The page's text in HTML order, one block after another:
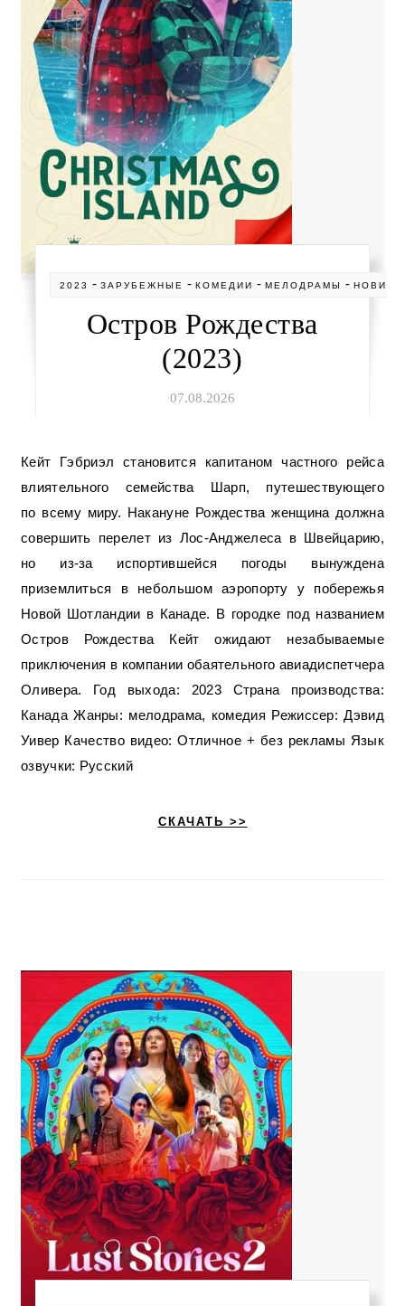
2023 -ЗАРУБЕЖНЫЕ -КОМЕДИИ -МЕЛОДРАМЫ -
Остров Рождества
(2023)
07.08.2026
Кейт Гэбриэл становится капитаном частного рейса
влиятельного семейства Шарп, путешествующего
по всему миру. Накануне Рождества женщина должна
совершить перелет из Лос-Анджелеса в Швейцарию,
но из-за испортившейся погоды вынуждена
приземлиться в небольшом аэропорту у побережья
Новой Шотландии в Канаде. В городке под названием
Остров Рождества Кейт ожидают незабываемые
приключения в компании обаятельного авиадиспетчера
Оливера. Год выхода: 2023 Страна производства:
Канада Жанры: мелодрама, комедия Режиссер: Дэвид
Уивер Качество видео: Отличное + без рекламы Язык
озвучки: Русский
СКАЧАТЬ >>